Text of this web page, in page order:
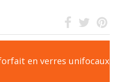
en verres unifocaux